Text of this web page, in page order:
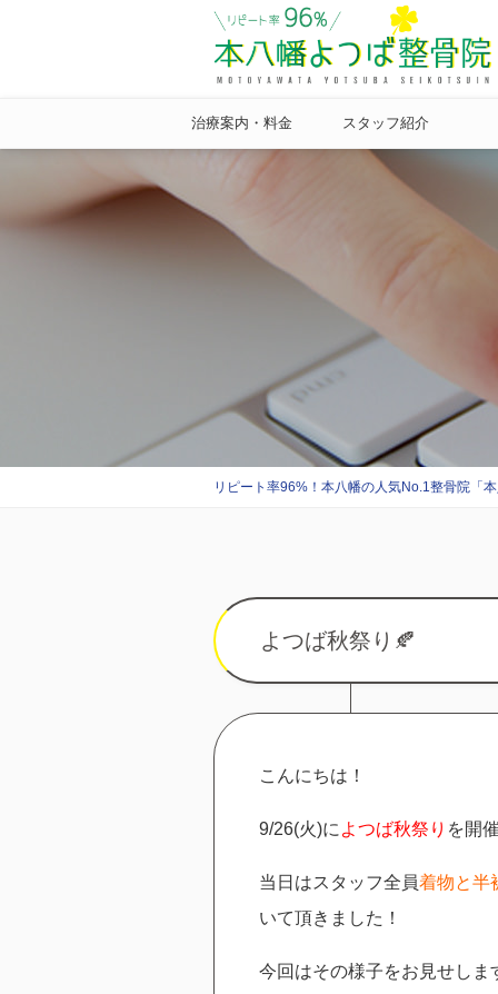
治療案内・料金 スタッフ紹介
リピート率96%！本八幡の人気No.1整骨院「本
よつば秋祭り🍂
こんにちは！
9/26(火)に よつば秋祭り を開
当日はスタッフ全員着物と半
いて頂きました！
今回はその様子をお見せしま